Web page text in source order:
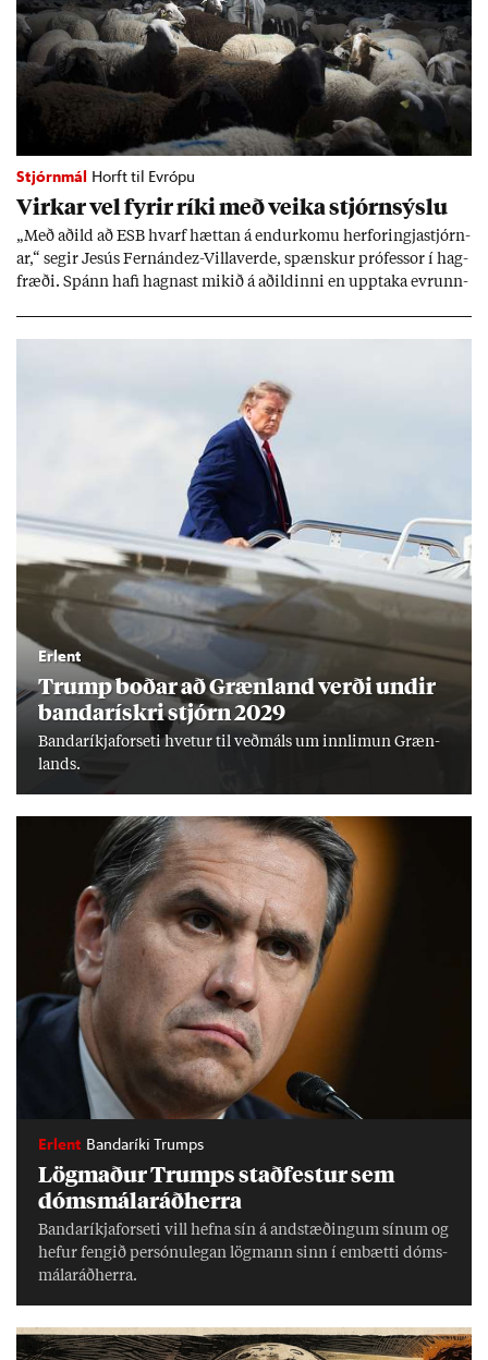
Stjórnmál Horft til Evrópu
Virk­ar vel fyr­ir ríki með veika stjórn­sýslu
„Með að­ild að ESB hvarf hætt­an á end­ur­komu her­for­ingja­stjórn­
ar,“ seg­ir Jesús Fer­nández-Villa­ver­de, spænsk­ur pró­fess­or í hag­
fræði. Spánn hafi hagn­ast mik­ið á að­ild­inni en upp­taka evr­unn­
Erlent
Trump boð­ar að Græn­land verði und­ir
banda­rískri stjórn 2029
Banda­ríkja­for­seti hvet­ur til veð­máls um inn­limun Græn­
lands.
Erlent Bandaríki Trumps
Lög­mað­ur Trumps stað­fest­ur sem
dóms­mála­ráð­herra
Banda­ríkja­for­seti vill hefna sín á and­stæð­ing­um sín­um og
hef­ur feng­ið per­sónu­leg­an lög­mann sinn í embætti dóms­
mála­ráð­herra.